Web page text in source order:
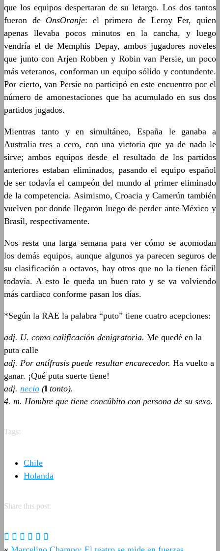
que los equipos despertaran de su letargo. Los dos tantos
fueron de OnsOranje: el primero de Leroy Fer, quien
apenas llevaba pocos minutos en la cancha, y luego
vendría el de Memphis Depay, ambos jugadores noveles
que junto con Arjen Robben y Robin van Persie, un poco
más veteranos, conforman un equipo sólido y contundente.
Por cierto, van Persie no participó en este encuentro por el
número de amonestaciones que ha acumulado en sus dos
partidos jugados.
Mientras tanto y en simultáneo, España le ganaba a
Australia tres a cero, con una victoria que ya de nada le
sirve; ambos equipos desde el resultado de los partidos
anteriores estaban eliminados, pasando el equipo español
de ser todavía el campeón del mundo al primer eliminado
de la competencia. Asimismo, Croacia y Camerún también
vuelven por donde llegaron luego de perder ante México y
Brasil, respectivamente.
Nos resta una larga semana para ver cómo se acomodan
los demás equipos, aunque algunos ya parecen seguros de
su clasificación a octavos, hay otros que no la tienen fácil
todavía. A esto le queda un buen rato y se va volviendo
más cardiaco conforme pasan los días.
*Según la RAE la palabra “puto” tiene cuatro acepciones:
adj. U. como calificación denigratoria. Me quedé en la
puta calle
adj. Por antífrasis puede resultar encarecedor. Ha vuelto a
ganar. ¡Qué puta suerte tiene!
adj. necio (‖ tonto).
4. m. Hombre que tiene concúbito con persona de su sexo.
Tags:
Chile
Holanda
Share this post: